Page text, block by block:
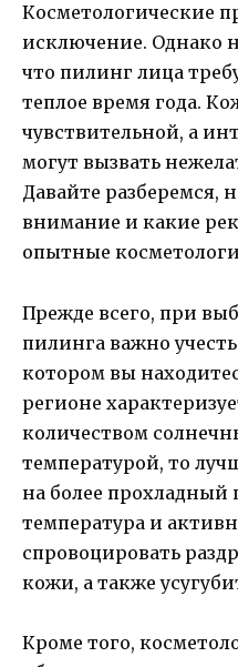
Косметологические
исключение. Однако
что пилинг лица
теплое время года.
чувствительной, а
могут вызвать
Давайте разберемся,
внимание и какие
опытные
Прежде всего, при
пилинга важно
котором вы
регионе
количеством
температурой, то
на более прохладный
температура и
спровоцировать
кожи, а также
Кроме того,